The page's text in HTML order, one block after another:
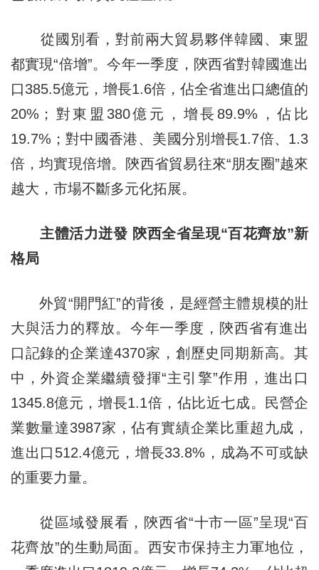
從國別看，對前兩大貿易夥伴韓國、東盟
都實現“倍增”。今年一季度，陝西省對韓國進出
口385.5億元，增長1.6倍，佔全省進出口總值的
20%；對東盟380億元，增長89.9%，佔比
19.7%；對中國香港、美國分別增長1.7倍、1.3
倍，均實現倍增。陝西省貿易往來“朋友圈”越來
越大，市場不斷多元化拓展。
主體活力迸發 陝西全省呈現“百花齊放”新
格局
外貿“開門紅”的背後，是經營主體規模的壯
大與活力的釋放。今年一季度，陝西省有進出
口記錄的企業達4370家，創歷史同期新高。其
中，外資企業繼續發揮“主引擎”作用，進出口
1345.8億元，增長1.1倍，佔比近七成。民營企
業數量達3987家，佔有實績企業比重超九成，
進出口512.4億元，增長33.8%，成為不可或缺
的重要力量。
從區域發展看，陝西省“十市一區”呈現“百
花齊放”的生動局面。西安市保持主力軍地位，